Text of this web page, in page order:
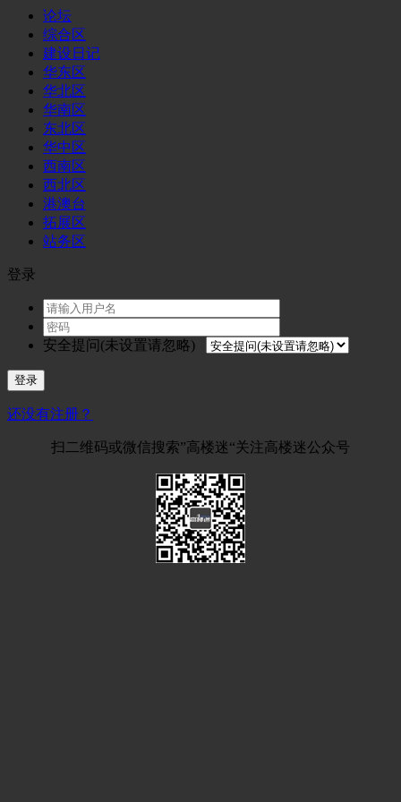
论坛
综合区
建设日记
华东区
华北区
华南区
东北区
华中区
西南区
西北区
港澳台
拓展区
站务区
登录
安全提问(未设置请忽略)
登录
还没有注册？
扫二维码或微信搜索”高楼迷“关注高楼迷公众号